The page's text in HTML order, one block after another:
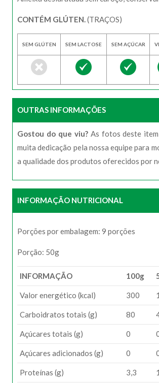
CONTÉM GLÚTEN. (TRAÇOS)
SEM GLÚTEN SEM LACTOSE SEM AÇÚCAR
OUTRAS INFORMAÇÕES
Gostou do que viu?As fotos deste
muita dedicação pela nossa equipe para
a qualidade dos produtos oferecidos por
INFORMAÇÃO NUTRICIONAL
Porções por embalagem: 9 porções
Porção: 50g
INFORMAÇÃO 100g
Valor energético (kcal) 300
Carboidratos totais (g) 80
Açúcares totais (g) 0
Açúcares adicionados (g) 0
Proteínas (g) 3,3